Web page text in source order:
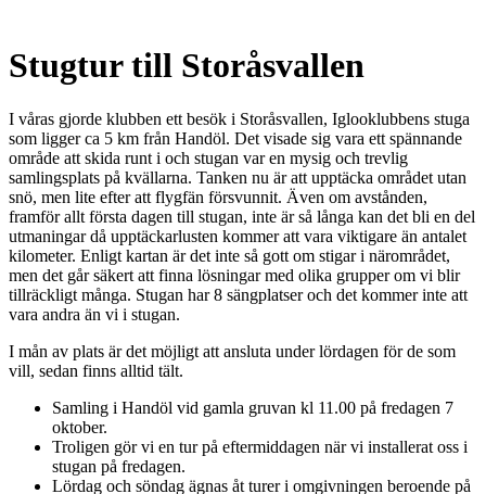
Stugtur till Storåsvallen
I våras gjorde klubben ett besök i Storåsvallen, Iglooklubbens stuga
som ligger ca 5 km från Handöl. Det visade sig vara ett spännande
område att skida runt i och stugan var en mysig och trevlig
samlingsplats på kvällarna. Tanken nu är att upptäcka området utan
snö, men lite efter att flygfän försvunnit. Även om avstånden,
framför allt första dagen till stugan, inte är så långa kan det bli en del
utmaningar då upptäckarlusten kommer att vara viktigare än antalet
kilometer. Enligt kartan är det inte så gott om stigar i närområdet,
men det går säkert att finna lösningar med olika grupper om vi blir
tillräckligt många. Stugan har 8 sängplatser och det kommer inte att
vara andra än vi i stugan.
I mån av plats är det möjligt att ansluta under lördagen för de som
vill, sedan finns alltid tält.
Samling i Handöl vid gamla gruvan kl 11.00 på fredagen 7
oktober.
Troligen gör vi en tur på eftermiddagen när vi installerat oss i
stugan på fredagen.
Lördag och söndag ägnas åt turer i omgivningen beroende på